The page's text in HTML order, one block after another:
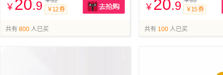
￥ 20.9
￥12 券
共有 800 人已买
￥ 20.9
￥15 券
共有 100 人已买